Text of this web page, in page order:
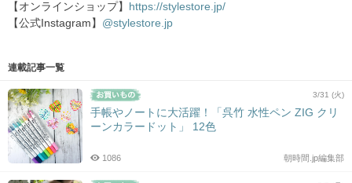
【オンラインショップ】
https://stylestore.jp/
【公式Instagram】 @stylestore.jp
連載記事一覧
3/31 (火)
手帳やノートに大活躍！「呉竹 水性ペン ZIG クリ
ーンカラードット」 12色
朝時間.jp編集部
1086